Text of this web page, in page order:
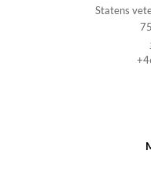
Statens